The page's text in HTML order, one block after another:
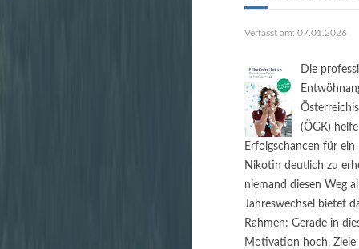
Verfasst am: 07.01.2026
Die
(ÖGK)
Erfolgschancen für ein
Nikotin deutlich zu
niemand diesen Weg
Jahreswechsel bietet
Rahmen: Gerade in
Motivation hoch, Ziele